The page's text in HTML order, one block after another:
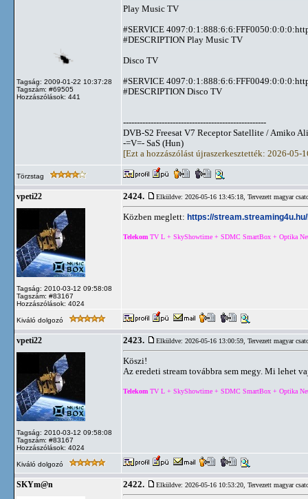
Tagság: 2009-01-22 10:37:28
Tagszám: #69505
Hozzászólások: 441
Play Music TV
#SERVICE
#DESCRIPTION Play Music TV
Disco TV
#SERVICE
#DESCRIPTION Disco TV
----------------------------------------------------
DVB-S2 Freesat V7 Receptor Satellite / Amiko
-=V=- SaS (Hun)
[Ezt a hozzászólást újraszerkesztették: 2026-05-
Törzstag
vpeti22
Tagság: 2010-03-12 09:58:08
Tagszám: #83167
Hozzászólások: 4024
2424. Elküldve: 2026-05-16 13:45:18, Tervezett magyar
Közben meglett: https://
Telekom TV L + SkyShowtime + SDMC SmartBox + Optika
Kiváló dolgozó
vpeti22
Tagság: 2010-03-12 09:58:08
Tagszám: #83167
Hozzászólások: 4024
2423. Elküldve: 2026-05-16 13:00:59, Tervezett magyar
Köszi!
Az eredeti stream továbbra sem megy. Mi lehet
Telekom TV L + SkyShowtime + SDMC SmartBox + Optika
Kiváló dolgozó
SKYm@n 2422. Elküldve: 2026-05-16 10:53:20, Tervezett magyar